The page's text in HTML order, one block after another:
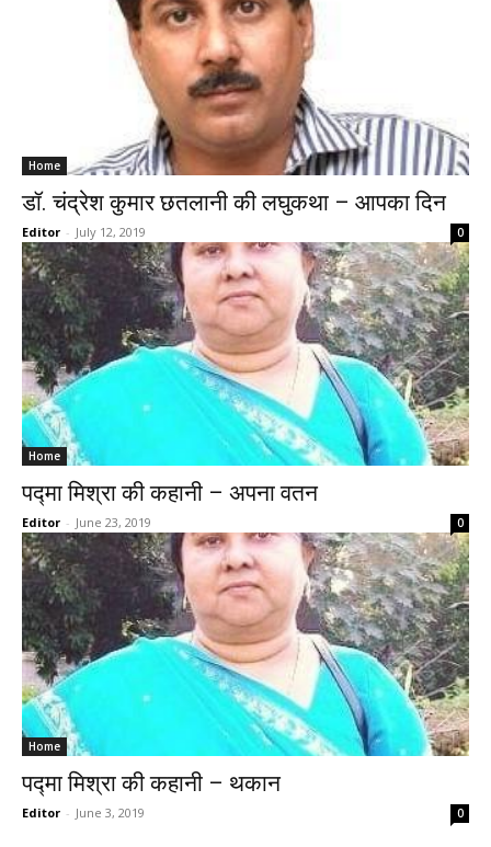
Home
डॉ. चंद्रेश कुमार छतलानी की लघुकथा – आपका दिन
Editor - July 12, 2019 0
Home
पद्मा मिश्रा की कहानी – अपना वतन
Editor - June 23, 2019 0
Home
पद्मा मिश्रा की कहानी – थकान
Editor - June 3, 2019 0